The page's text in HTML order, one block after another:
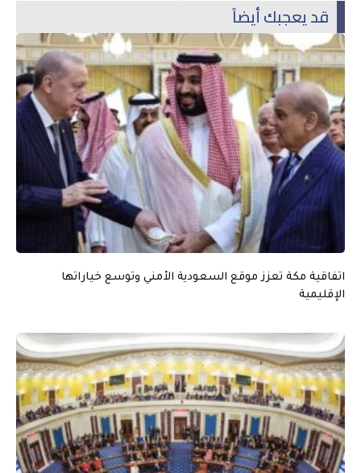
قد يعجبك أيضاً
اتفاقية مكة تعزز موقع السعودية الأمني وتوسع خياراتها
الإقليمية